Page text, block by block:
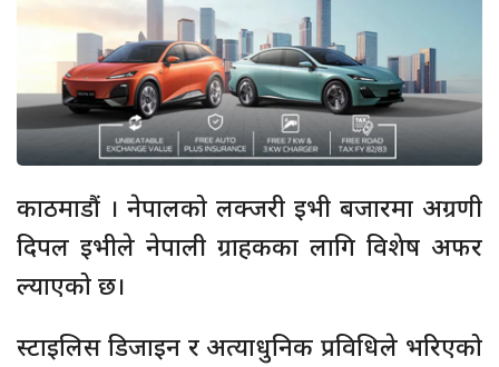
काठमाडौं । नेपालको लक्जरी इभी बजारमा अग्रणी
दिपल इभीले नेपाली ग्राहकका लागि विशेष अफर
ल्याएको छ।
स्टाइलिस डिजाइन र अत्याधुनिक प्रविधिले भरिएको